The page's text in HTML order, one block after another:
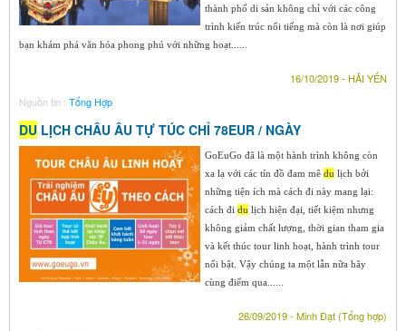
thành phố di sản không chỉ với các công
trình kiến trúc nổi tiếng mà còn là nơi giúp
bạn khám phá văn hóa phong phú với những hoạt......
16/10/2019 - HẢI YẾN
Nguồn tin : Tổng Hợp
DU LỊCH CHÂU ÂU TỰ TÚC CHỈ 78EUR / NGÀY
GoEuGo đã là một hành trình không còn
xa lạ với các tín đồ đam mê du lịch bởi
những tiện ích mà cách đi này mang lại:
cách đi du lịch hiện đại, tiết kiệm nhưng
không giảm chất lượng, thời gian tham gia
và kết thúc tour linh hoạt, hành trình tour
nổi bật. Vậy chúng ta một lẫn nữa hãy
cùng điểm qua......
26/09/2019 - Minh Đạt (Tổng hợp)